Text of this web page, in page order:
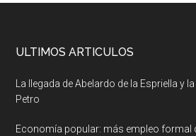
ULTIMOS ARTICULOS
La llegada de Abelardo de la Espriella y
Petro
Economía popular: más empleo formal